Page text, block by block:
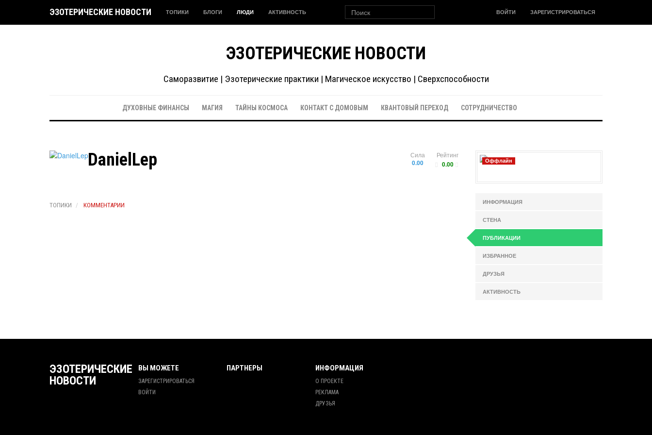
ЭЗОТЕРИЧЕСКИЕ НОВОСТИ ТОПИКИ БЛОГИ ЛЮДИ АКТИВНОСТЬ ВОЙТИ ЗАРЕГИСТРИРОВАТЬСЯ
ЭЗОТЕРИЧЕСКИЕ НОВОСТИ
Саморазвитие | Эзотерические практики | Магическое искусство | Сверхспособности
ДУХОВНЫЕ ФИНАНСЫ МАГИЯ ТАЙНЫ КОСМОСА КОНТАКТ С ДОМОВЫМ КВАНТОВЫЙ ПЕРЕХОД СОТРУДНИЧЕСТВО
Рейтинг
0.00
Сила
0.00
DanielLep
ТОПИКИ КОММЕНТАРИИ
Оффлайн
ИНФОРМАЦИЯ
СТЕНА
ПУБЛИКАЦИИ
ИЗБРАННОЕ
ДРУЗЬЯ
АКТИВНОСТЬ
ЭЗОТЕРИЧЕСКИЕ
НОВОСТИ
ВЫ МОЖЕТЕ
ЗАРЕГИСТРИРОВАТЬСЯ
ВОЙТИ
ПАРТНЕРЫ ИНФОРМАЦИЯ
О ПРОЕКТЕ
РЕКЛАМА
ДРУЗЬЯ